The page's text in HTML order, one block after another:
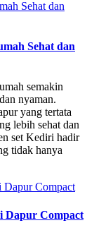
Sehat dan
semakin
nyaman.
yang tertata
lebih sehat dan
set Kediri hadir
tidak hanya
Dapur Compact